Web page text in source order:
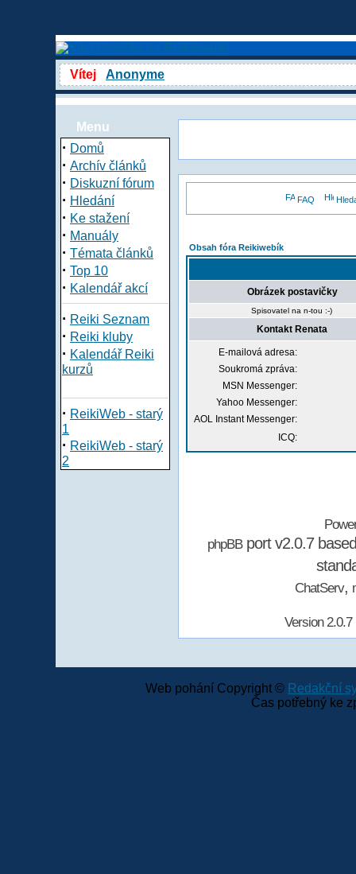
Vítej Anonyme
Menu
· Domů
· Archív článků
· Diskuzní fórum
· Hledání
· Ke stažení
· Manuály
· Témata článků
· Top 10
· Kalendář akcí
· Reiki Seznam
· Reiki kluby
· Kalendář Reiki
kurzů
· ReikiWeb - starý
1
· ReikiWeb - starý
2
FAQ
Obsah fóra Reikiwebík
Obrázek postavičky
Spisovatel na n-tou :-)
Kontakt Renata
E-mailová adresa:
Soukromá zpráva:
MSN Messenger:
Yahoo Messenger:
AOL Instant Messenger:
ICQ:
phpBBport v2.0.7
ChatServ,
Version
Web pohání Copyright © Redakční
Čas potřebný ke